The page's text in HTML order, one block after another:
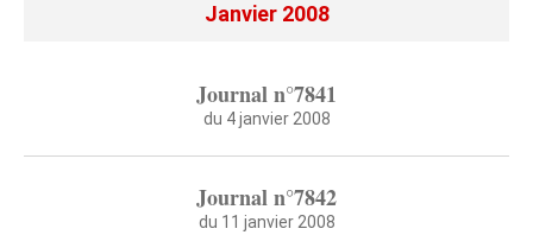
Janvier 2008
Journal n°7841
du 4 janvier 2008
Journal n°7842
du 11 janvier 2008